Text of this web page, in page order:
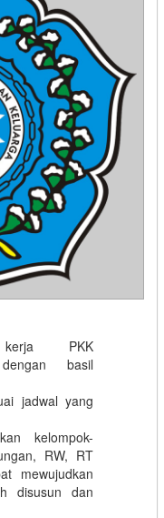
PKK
basil
jadwal yang
kelompok-
RW, RT
mewujudkan
disusun dan